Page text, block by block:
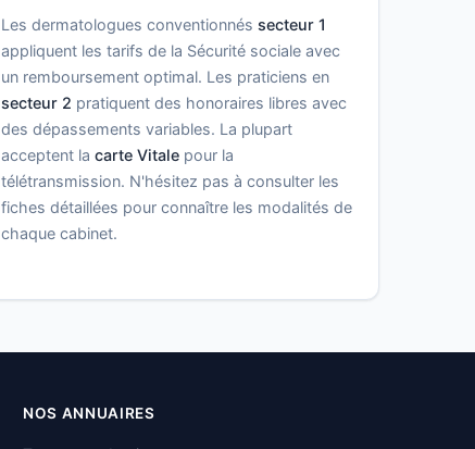
Les dermatologues conventionnés secteur 1
appliquent les tarifs de la Sécurité sociale avec
un remboursement optimal. Les praticiens en
secteur 2 pratiquent des honoraires libres avec
des dépassements variables. La plupart
acceptent la carte Vitalepour la
télétransmission. N'hésitez pas à consulter les
fiches détaillées pour connaître les modalités de
chaque cabinet.
NOS ANNUAIRES